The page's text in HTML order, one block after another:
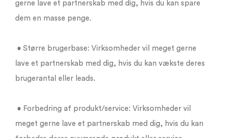
gerne lave et partnerskab med dig, hvis du kan spare
dem en masse penge.
• Større brugerbase: Virksomheder vil meget gerne
lave et partnerskab med dig, hvis du kan vækste deres
brugerantal eller leads.
• Forbedring af produkt/service: Virksomheder vil
meget gerne lave et partnerskab med dig, hvis du kan